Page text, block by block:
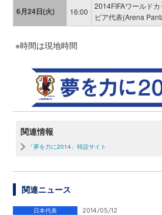
6月24日(火) 16:00
2014FIFAワールド
ビア代表(Arena
※時間は現地時間
関連情報
「夢を力に2014」特設サイト
関連ニュース
日本代表 2014/05/12